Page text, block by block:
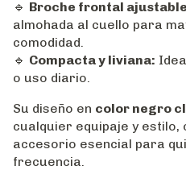
🔹 Broche frontal
almohada al cuello para
comodidad.
🔹 Compacta y liviana:
o uso diario.
Su diseño en color negro
cualquier equipaje y estilo,
accesorio esencial para
frecuencia.